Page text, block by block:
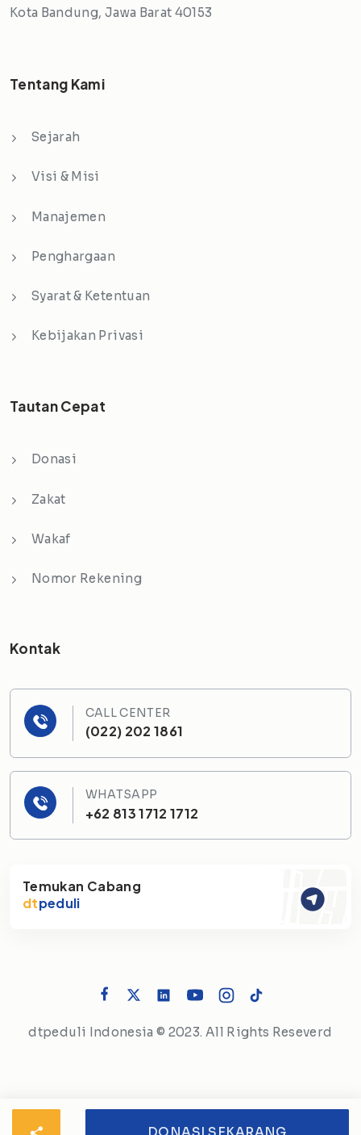
DONASI SEKARANG
Kota Bandung, Jawa Barat 40153
Tentang Kami
Sejarah
Visi & Misi
Manajemen
Penghargaan
Syarat & Ketentuan
Kebijakan Privasi
Tautan Cepat
Donasi
Zakat
Wakaf
Nomor Rekening
Kontak
CALL CENTER
(022) 202 1861
WHATSAPP
+62 813 1712 1712
Temukan Cabang
dtpeduli
dtpeduli Indonesia © 2023. All Rights Reseverd